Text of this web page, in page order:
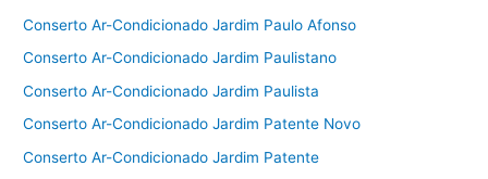
Conserto Ar-Condicionado Jardim Paulo Afonso
Conserto Ar-Condicionado Jardim Paulistano
Conserto Ar-Condicionado Jardim Paulista
Conserto Ar-Condicionado Jardim Patente Novo
Conserto Ar-Condicionado Jardim Patente